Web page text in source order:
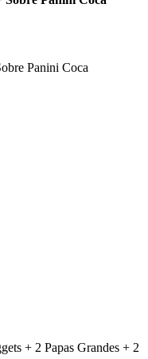
Panini Coca
+ 2 Papas Grandes + 2